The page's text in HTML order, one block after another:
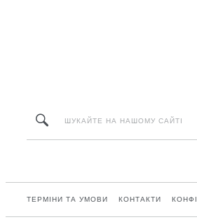
ТЕРМІНИ ТА УМОВИ КОНТАКТИ